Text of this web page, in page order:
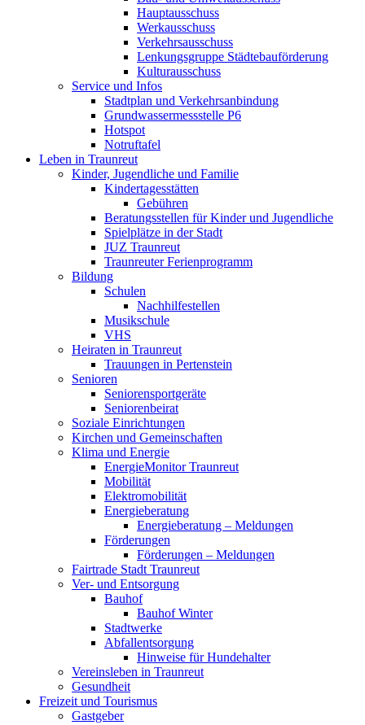
Hauptausschuss
Werkausschuss
Verkehrsausschuss
Lenkungsgruppe Städtebauförderung
Kulturausschuss
Service und Infos
Stadtplan und Verkehrsanbindung
Grundwassermessstelle P6
Hotspot
Notruftafel
Leben in Traunreut
Kinder, Jugendliche und Familie
Kindertagesstätten
Gebühren
Beratungsstellen für Kinder und Jugendliche
Spielplätze in der Stadt
JUZ Traunreut
Traunreuter Ferienprogramm
Bildung
Schulen
Nachhilfestellen
Musikschule
VHS
Heiraten in Traunreut
Trauungen in Pertenstein
Senioren
Seniorensportgeräte
Seniorenbeirat
Soziale Einrichtungen
Kirchen und Gemeinschaften
Klima und Energie
EnergieMonitor Traunreut
Mobilität
Elektromobilität
Energieberatung
Energieberatung – Meldungen
Förderungen
Förderungen – Meldungen
Fairtrade Stadt Traunreut
Ver- und Entsorgung
Bauhof
Bauhof Winter
Stadtwerke
Abfallentsorgung
Hinweise für Hundehalter
Vereinsleben in Traunreut
Gesundheit
Freizeit und Tourismus
Gastgeber